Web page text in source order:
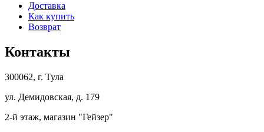
Доставка
Как купить
Возврат
Контакты
300062, г. Тула
ул. Демидовская, д. 179
2-й этаж, магазин "Гейзер"